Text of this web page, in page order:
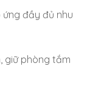
đầy đủ nhu
giữ phòng tắm